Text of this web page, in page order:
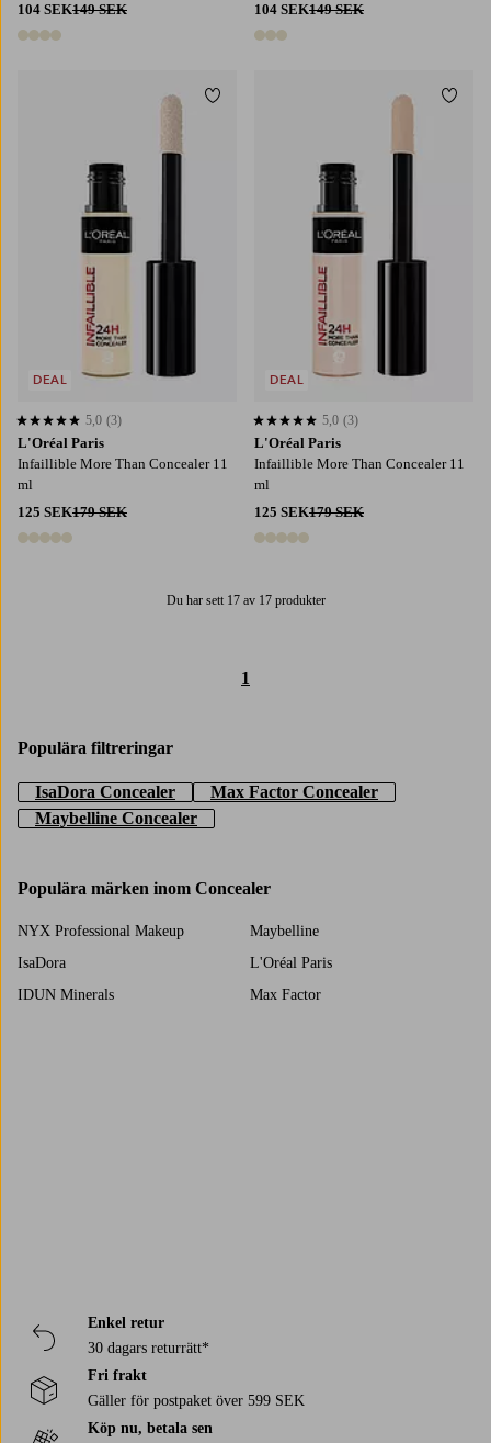
104 SEK149 SEK
4 färger
104 SEK149 SEK
3 färger
L'Oréal Paris
Infaillible More Than Concealer 11
ml
125 SEK179 SEK
5 färger
5,0 baserat på 3 st betyg
5,0 (3)
DEAL
Lägg till i favoriter
L'Oréal Paris
Infaillible More Than Concealer 11
ml
125 SEK179 SEK
5 färger
5,0 baserat på 3 st betyg
5,0 (3)
DEAL
Du har sett 17 av 17 produkter
1
Populära filtreringar
IsaDora Concealer
Max Factor Concealer
Maybelline Concealer
Populära märken inom Concealer
NYX Professional Makeup
Maybelline
IsaDora
L'Oréal Paris
IDUN Minerals
Max Factor
Enkel retur
30 dagars returrätt*
Fri frakt
Gäller för postpaket över 599 SEK
Köp nu, betala sen